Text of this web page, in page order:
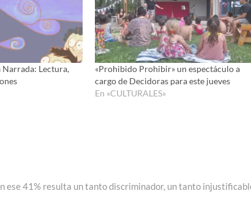
el
Lectura,
«Prohibido Prohibir» un espectáculo a
cargo de Decidoras para este jueves
En «CULTURALES»
ese 41% resulta un tanto discriminador, un tanto